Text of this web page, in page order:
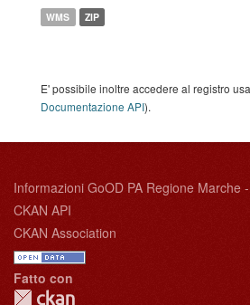
WMS ZIP
E' possibile inoltre accedere al registro
Documentazione API).
Informazioni GoOD PA Regione Marche
CKAN API
CKAN Association
Fatto con